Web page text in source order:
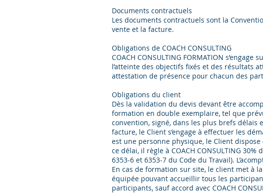
Documents contractuels
Les documents contractuels sont la
vente et la facture.
Obligations de COACH CONSULTING
COACH CONSULTING FORMATION
l’atteinte des objectifs fixés et des résultats
attestation de présence pour chacun des
Obligations du client
Dès la validation du devis devant être
formation en double exemplaire, tel que
convention, signé, dans les plus brefs
facture, le Client s’engage à effectuer les
est une personne physique, le Client dispose
ce délai, il règle à COACH CONSULTING
6353-6 et 6353-7 du Code du Travail).
En cas de formation sur site, le client met à
équipée pouvant accueillir tous les
participants, sauf accord avec COACH